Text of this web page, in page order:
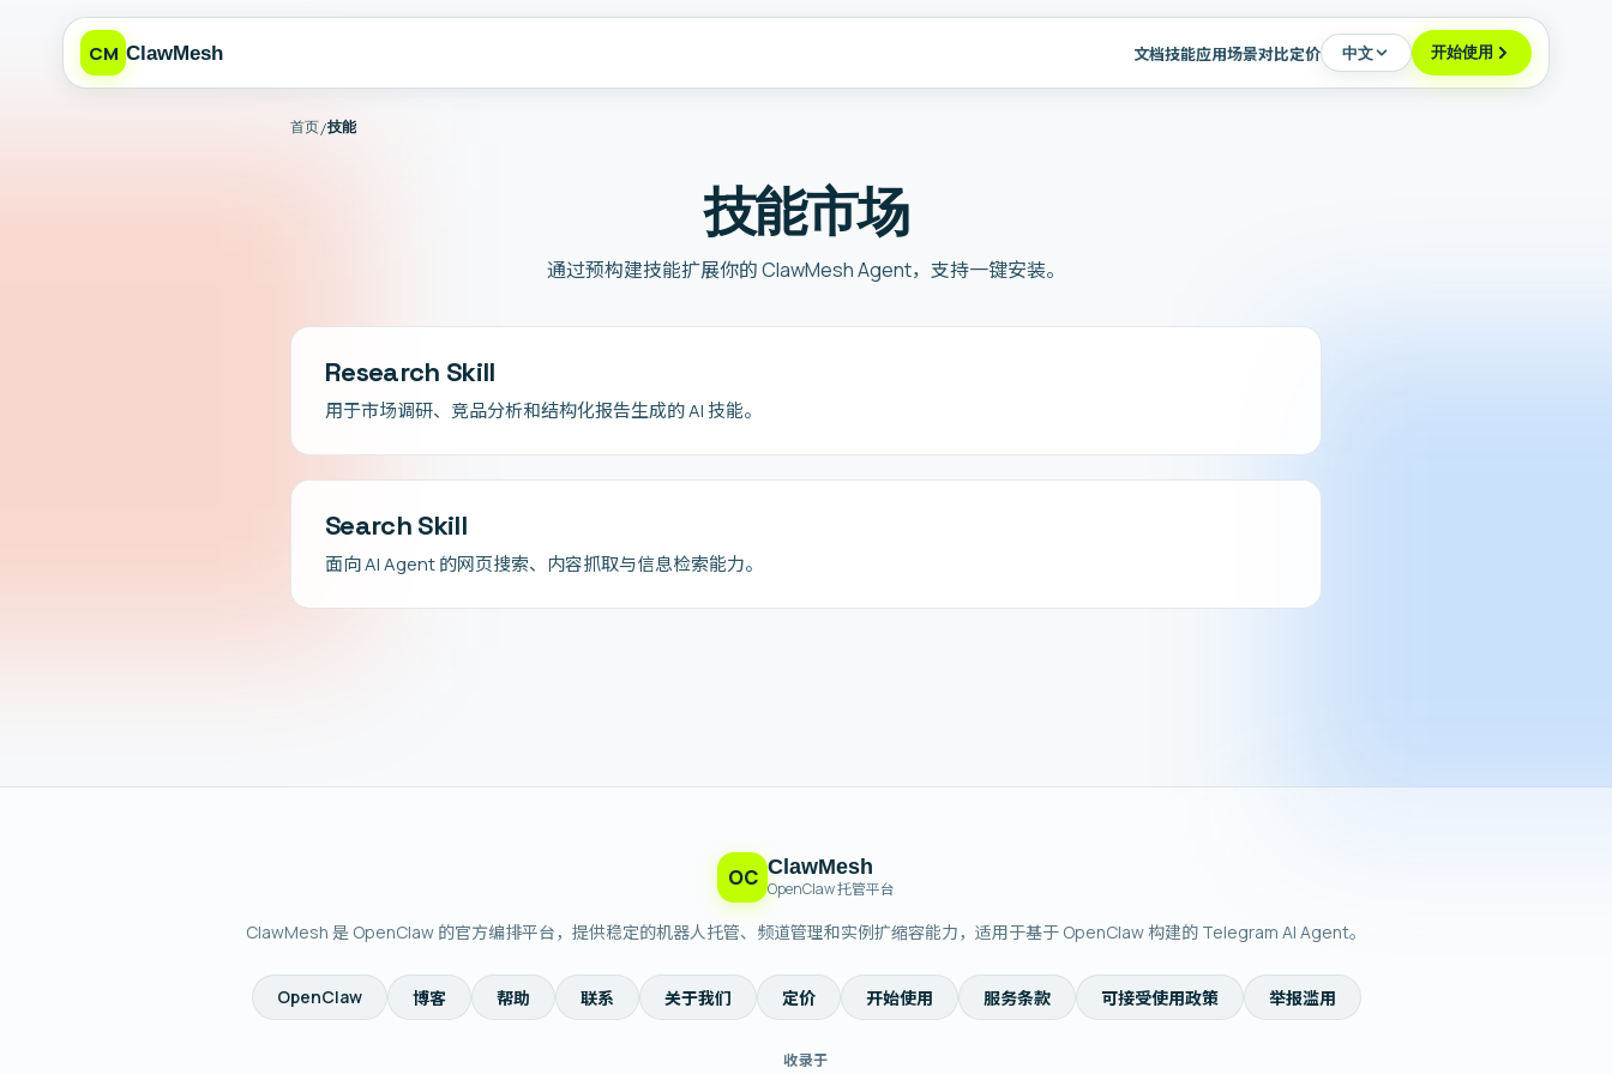
CM ClawMesh 文档技能应用场景对比定价 中文 开始使用
首页/技能
技能市场
通过预构建技能扩展你的 ClawMesh Agent，支持一键安装。
Research Skill
用于市场调研、竞品分析和结构化报告生成的 AI 技能。
Search Skill
面向 AI Agent 的网页搜索、内容抓取与信息检索能力。
OC ClawMesh
OpenClaw 托管平台
ClawMesh 是 OpenClaw 的官方编排平台，提供稳定的机器人托管、频道管理和实例扩缩容能力，适用于基于 OpenClaw 构建的 Telegram AI Agent。
OpenClaw 博客 帮助 联系 关于我们 定价 开始使用 服务条款 可接受使用政策 举报滥用
收录于